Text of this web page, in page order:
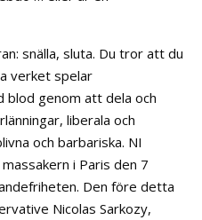
snälla, sluta. Du tror att du
verket spelar
blod genom att dela och
liberala och
och barbariska. NI
i Paris den 7
Den före detta
Nicolas Sarkozy,